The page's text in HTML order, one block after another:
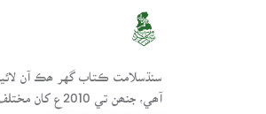
سنڌسلامت ڪتاب گهر ھڪ آن
آھي، جنھن تي 2010ع